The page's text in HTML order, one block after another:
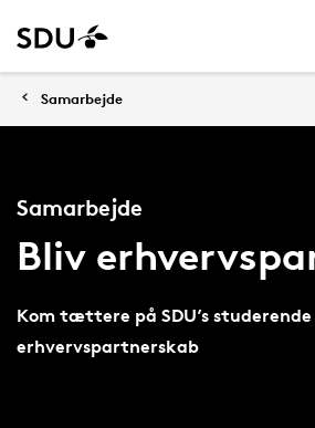
Samarbejde
Samarbejde
Bliv
Kom tættere på SDU’s
erhvervspartnerskab